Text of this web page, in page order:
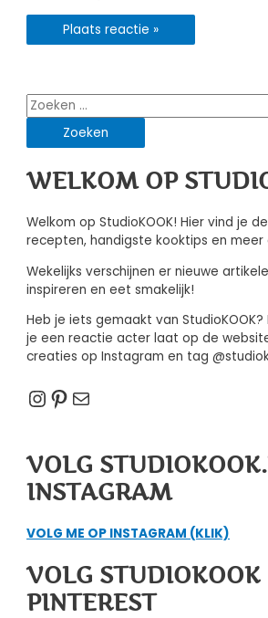
Zoeken
naar:
WELKOM OP
Welkom op StudioKOOK! Hier vind je
recepten, handigste kooktips en meer
Wekelijks verschijnen er nieuwe
inspireren en eet smakelijk!
Heb je iets gemaakt van StudioKOOK?
je een reactie acter laat op de
creaties op Instagram en tag
Instagram
Pinterest
E-mail
VOLG
INSTAGRAM
VOLG ME OP INSTAGRAM (KLIK)
VOLG STUDIOKOOK
PINTEREST